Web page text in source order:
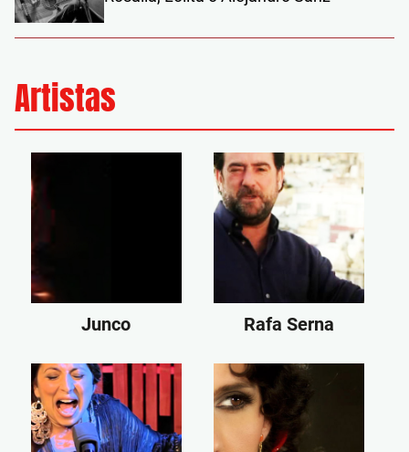
Artistas
Junco Rafa Serna